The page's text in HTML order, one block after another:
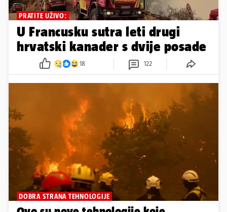
PRATITE UŽIVO:
U Francusku sutra leti drugi
hrvatski kanader s dvije posade
18 122
DOBRA STRANA TEHNOLOGIJE